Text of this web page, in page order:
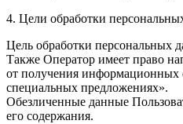
4. Цели обработки
Цель обработки персональных
Также Оператор имеет право
от получения информационных
специальных предложениях».
Обезличенные данные
его содержания.